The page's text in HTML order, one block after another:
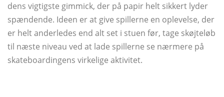
dens vigtigste gimmick, der på papir helt sikkert lyder
spændende. Ideen er at give spillerne en oplevelse, der
er helt anderledes end alt set i stuen før, tage skøjteløb
til næste niveau ved at lade spillerne se nærmere på
skateboardingens virkelige aktivitet.